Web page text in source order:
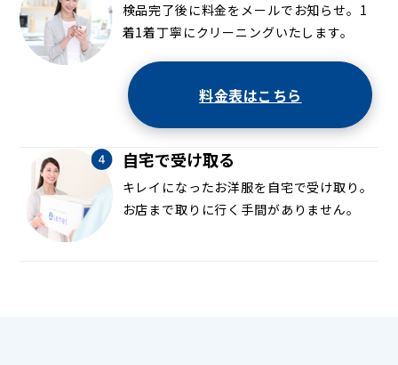
検品完了後に料金をメールでお知らせ。1
着1着丁寧にクリーニングいたします。
料金表はこちら
自宅で受け取る
キレイになったお洋服を自宅で受け取り。
お店まで取りに行く手間がありません。